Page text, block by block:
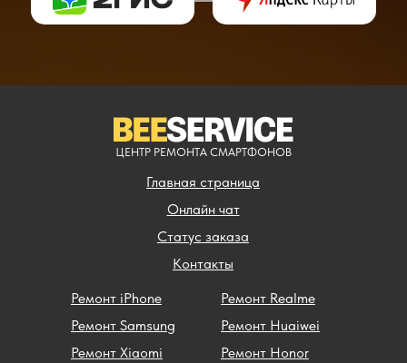
Главная страница
Контакты
Статус заказа
Ремонт iPhone
Ремонт Samsung
Ремонт Xiaomi
Ремонт Realme
Ремонт Huaiwei
Ремонт Honor
Онлайн чат
ЦЕНТР РЕМОНТА СМАРТФОНОВ